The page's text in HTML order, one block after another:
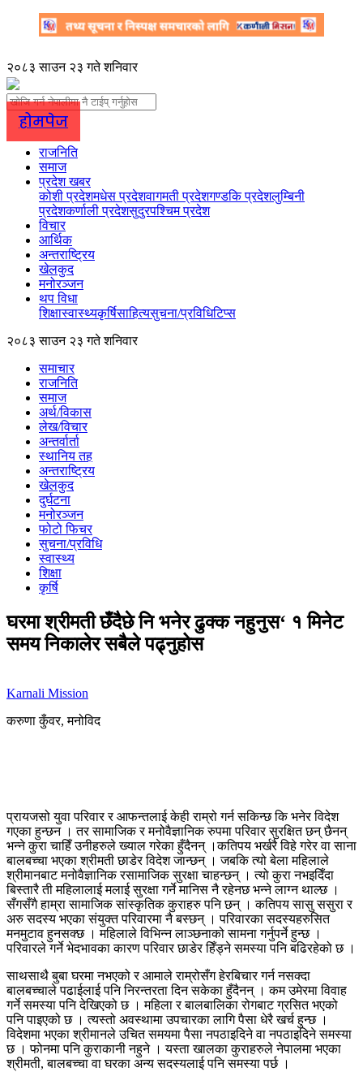
२०८३ साउन २३ गते शनिवार
होमपेज
राजनिति
समाज
प्रदेश खबर
कोशी प्रदेशमधेस प्रदेशवागमती प्रदेशगण्डकि प्रदेशलुम्बिनी
प्रदेशकर्णाली प्रदेशसुदुरपश्चिम प्रदेश
विचार
आर्थिक
अन्तराष्ट्रिय
खेलकुद
मनोरञ्जन
थप विधा
शिक्षास्वास्थ्यकृर्षिसाहित्यसुचना/प्रविधिटिप्स
२०८३ साउन २३ गते शनिवार
समाचार
राजनिति
समाज
अर्थ/विकास
लेख/विचार
अन्तर्वार्ता
स्थानिय तह
अन्तराष्ट्रिय
खेलकुद
दुर्घटना
मनोरञ्जन
फोटो फिचर
सुचना/प्रविधि
स्वास्थ्य
शिक्षा
कृर्षि
घरमा श्रीमती छँदैछे नि भनेर ढुक्क नहुनुस‘ १ मिनेट
समय निकालेर सबैले पढ्नुहोस
Karnali Mission
करुणा कुँवर, मनोविद
प्रायजसो युवा परिवार र आफन्तलाई केही राम्रो गर्न सकिन्छ कि भनेर विदेश
गएका हुन्छन । तर सामाजिक र मनोवैज्ञानिक रुपमा परिवार सुरक्षित छन् छैनन्
भन्ने कुरा चाहिँ उनीहरुले ख्याल गरेका हुँदैनन् ।कतिपय भर्खरै विहे गरेर वा साना
बालबच्चा भएका श्रीमती छाडेर विदेश जान्छन् । जबकि त्यो बेला महिलाले
श्रीमानबाट मनोवैज्ञानिक रसामाजिक सुरक्षा चाहन्छन् । त्यो कुरा नभइदिँदा
बिस्तारै ती महिलालाई मलाई सुरक्षा गर्ने मानिस नै रहेनछ भन्ने लाग्न थाल्छ ।
सँगसँगै हाम्रा सामाजिक सांस्कृतिक कुराहरु पनि छन् । कतिपय सासु ससुरा र
अरु सदस्य भएका संयुक्त परिवारमा नै बस्छन् । परिवारका सदस्यहरुसित
मनमुटाव हुनसक्छ । महिलाले विभिन्न लाञ्छनाको सामना गर्नुपर्ने हुन्छ ।
परिवारले गर्ने भेदभावका कारण परिवार छाडेर हिँड्ने समस्या पनि बढिरहेको छ ।
साथसाथै बुबा घरमा नभएको र आमाले राम्रोसँग हेरबिचार गर्न नसक्दा
बालबच्चाले पढाईलाई पनि निरन्तरता दिन सकेका हुँदैनन् । कम उमेरमा विवाह
गर्ने समस्या पनि देखिएको छ । महिला र बालबालिका रोगबाट ग्रसित भएको
पनि पाइएको छ । त्यस्तो अवस्थामा उपचारका लागि पैसा धेरै खर्च हुन्छ ।
विदेशमा भएका श्रीमानले उचित समयमा पैसा नपठाइदिने वा नपठाइदिने समस्या
छ । फोनमा पनि कुराकानी नहुने । यस्ता खालका कुराहरुले नेपालमा भएका
श्रीमती, बालबच्चा वा घरका अन्य सदस्यलाई पनि समस्या पर्छ ।